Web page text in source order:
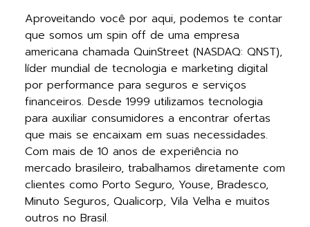
Aproveitando você por aqui, podemos te contar
que somos um spin off de uma empresa
americana chamada QuinStreet (NASDAQ: QNST),
líder mundial de tecnologia e marketing digital
por performance para seguros e serviços
financeiros. Desde 1999 utilizamos tecnologia
para auxiliar consumidores a encontrar ofertas
que mais se encaixam em suas necessidades.
Com mais de 10 anos de experiência no
mercado brasileiro, trabalhamos diretamente com
clientes como Porto Seguro, Youse, Bradesco,
Minuto Seguros, Qualicorp, Vila Velha e muitos
outros no Brasil.